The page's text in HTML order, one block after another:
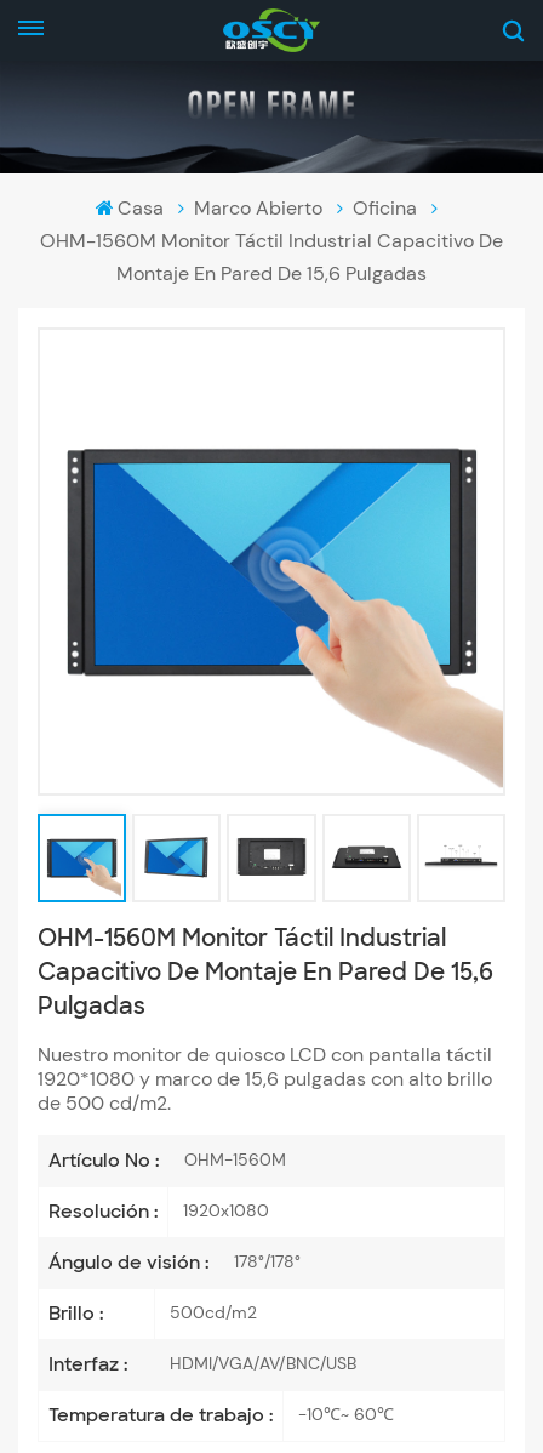
Casa Marco Abierto
Oficina
OHM-1560M Monitor Táctil Industrial Capacitivo De
Montaje En Pared De 15,6 Pulgadas
OHM-1560M Monitor Táctil Industrial
Capacitivo De Montaje En Pared De 15,6
Pulgadas
Nuestro monitor de quiosco LCD con pantalla táctil
1920*1080 y marco de 15,6 pulgadas con alto brillo
de 500 cd/m2.
Artículo No : OHM-1560M
Resolución : 1920x1080
Ángulo de visión : 178°/178°
Brillo : 500cd/m2
Interfaz : HDMI/VGA/AV/BNC/USB
Temperatura de trabajo : -10℃~ 60℃